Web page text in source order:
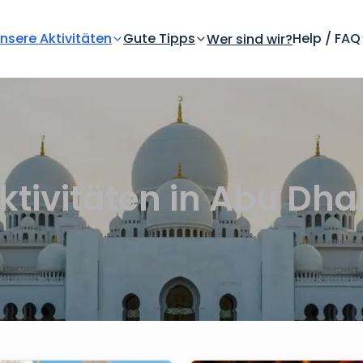
Aktivitäten Gute Tipps Wer sind wir?Help / FAQ
in Abu